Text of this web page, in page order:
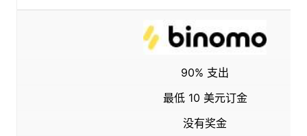
90% 支出
最低 10 美元订金
没有奖金